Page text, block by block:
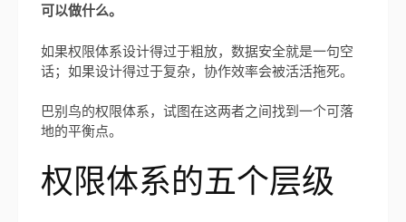
可以做什么。
如果权限体系设计得过于粗放，数据安全就是一句空
话；如果设计得过于复杂，协作效率会被活活拖死。
巴别鸟的权限体系，试图在这两者之间找到一个可落
地的平衡点。
权限体系的五个层级